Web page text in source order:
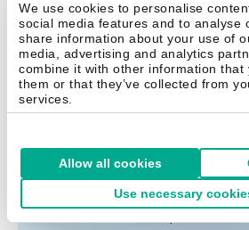
We use cookies to personalise
social media features and to analyse
share information about your use of
media, advertising and analytics
combine it with other information that
them or that they’ve collected from
services.
Allow all cookies
Use necessary
Piraté en moins
(presque) un mot
deux
de passe divulgués sur le Dark Web,
a deux ans. Les résultats sont
de passe sur deux peut être piraté
et trois sur cinq en moins d’une